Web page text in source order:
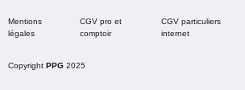
Mentions
légales
CGV pro et
comptoir
CGV particuliers
internet
Copyright PPG 2025